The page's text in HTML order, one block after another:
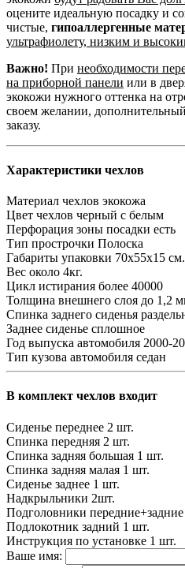
оцените идеальную посадку и
чистые, гипоаллергенные
ультрафиолету, низким и
Важно! При необходимости
на приборной панели или в
экокожи нужного оттенка на
своем желании,
заказу.
Характеристики чехлов
Материал чехлов экокожа
Цвет чехлов черный с белым
Перфорация зоны посадки есть
Тип прострочки Полоска
Габариты упаковки 70х55х15 см.
Вес около 4кг.
Цикл истирания более 40000
Толщина внешнего слоя до 1,2
Спинка заднего сиденья
Заднее сиденье сплошное
Год выпуска автомобиля 2000-
Тип кузова автомобиля седан
В комплект чехлов входит
Сиденье переднее 2 шт.
Спинка передняя 2 шт.
Спинка задняя большая 1 шт.
Спинка задняя малая 1 шт.
Сиденье заднее 1 шт.
Надкрыльники 2шт.
Подголовники передние+задние
Подлокотник задний 1 шт.
Инструкция по установке 1 шт.
Ваше имя: